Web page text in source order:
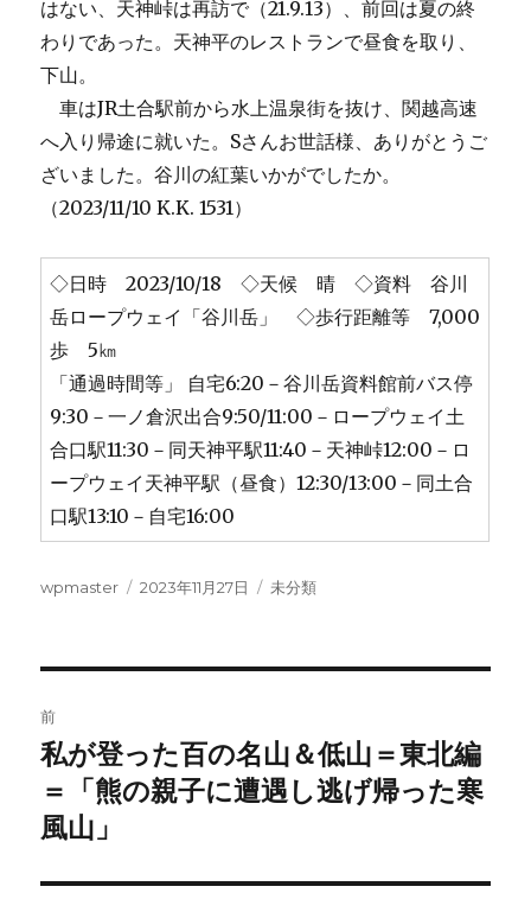
はない、天神峠は再訪で（21.9.13）、前回は夏の終
わりであった。天神平のレストランで昼食を取り、
下山。
車はJR土合駅前から水上温泉街を抜け、関越高速
へ入り帰途に就いた。Sさんお世話様、ありがとうご
ざいました。谷川の紅葉いかがでしたか。
（2023/11/10 K.K. 1531）
◇日時 2023/10/18 ◇天候 晴 ◇資料 谷川
岳ロープウェイ「谷川岳」 ◇歩行距離等 7,000
歩 5㎞
「通過時間等」 自宅6:20－谷川岳資料館前バス停
9:30－一ノ倉沢出合9:50/11:00－ロープウェイ土
合口駅11:30－同天神平駅11:40－天神峠12:00－ロ
ープウェイ天神平駅（昼食）12:30/13:00－同土合
口駅13:10－自宅16:00
投
wpmaster
投
2023年11月27日
カ
未分類
稿
ナ
ビ
ゲ
前
前
の
投
私が登った百の名山＆低山＝東北編
＝「熊の親子に遭遇し逃げ帰った寒
風山」